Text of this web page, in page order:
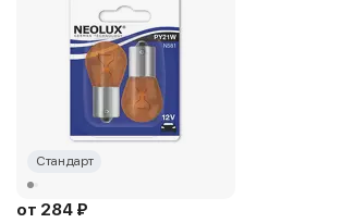
Стандарт
от 284 ₽